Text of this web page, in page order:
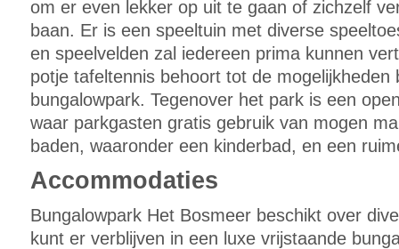
om er even lekker op uit te gaan of zichzelf
baan. Er is een speeltuin met diverse
en speelvelden zal iedereen prima kunnen
potje tafeltennis behoort tot de mogelijkheden
bungalowpark. Tegenover het park is een
waar parkgasten gratis gebruik van mogen
baden, waaronder een kinderbad, en een
Accommodaties
Bungalowpark Het Bosmeer beschikt over
kunt er verblijven in een luxe vrijstaande